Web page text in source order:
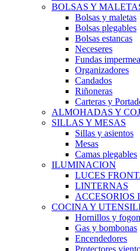
BOLSAS Y
Bolsas y maletas
Bolsas plegables
Bolsas estancas
Neceseres
Fundas
Organizadores
Candados
Riñoneras
Carteras y
ALMOHADAS Y
SILLAS Y MESAS
Sillas y asientos
Mesas
Camas plegables
ILUMINACION
LUCES
LINTERNAS
COCINA Y
Hornillos y
Gas y bombonas
Encendedores
Protectores